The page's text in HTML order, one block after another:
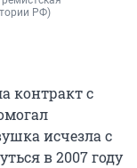
РФ)
контракт с
исчезла с
в 2007 году